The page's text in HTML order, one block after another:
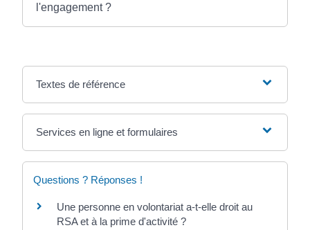
l'engagement ?
Textes de référence
Services en ligne et formulaires
Questions ? Réponses !
Une personne en volontariat a-t-elle droit au
RSA et à la prime d'activité ?